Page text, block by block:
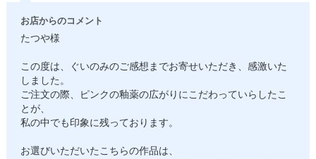
お店からのコメント
たつや様
この度は、ぐいのみのご感想までお寄せいただき、感激いた
しました。
ご注文の際、ピンクの釉薬の広がりにこだわっていらしたこ
とが、
私の中でも印象に残っております。
お選びいただいたこちらの作品は、